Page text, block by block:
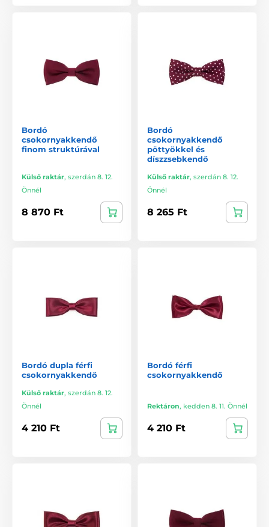
Bordó
csokornyakkendő
finom struktúrával
Külső raktár, szerdán 8. 12.
Önnél
8 870 Ft
Bordó
csokornyakkendő
pöttyökkel és
díszzsebkendő
Külső raktár, szerdán 8. 12.
Önnél
8 265 Ft
Bordó dupla férfi
csokornyakkendő
Külső raktár, szerdán 8. 12.
Önnél
4 210 Ft
Bordó férfi
csokornyakkendő
Rektáron, kedden 8. 11. Önnél
4 210 Ft